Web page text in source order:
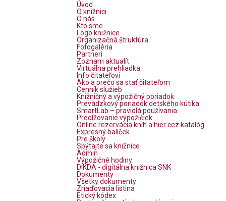
Úvod
O knižnici
O nás
Kto sme
Logo knižnice
Organizačná štruktúra
Fotogaléria
Partneri
Zoznam aktualít
Virtuálna prehliadka
Info čitateľovi
Ako a prečo sa stať čitateľom
Cenník služieb
Knižničný a výpožičný poriadok
Prevádzkový poriadok detského kútika
SmartLab – pravidlá používania
Predlžovanie výpožičiek
Online rezervácia kníh a hier cez katalóg
Expresný balíček
Pre školy
Spýtajte sa knižnice
Admin
Výpožičné hodiny
DIKDA - digitálna knižnica SNK
Dokumenty
Všetky dokumenty
Zriaďovacia listina
Etický kódex